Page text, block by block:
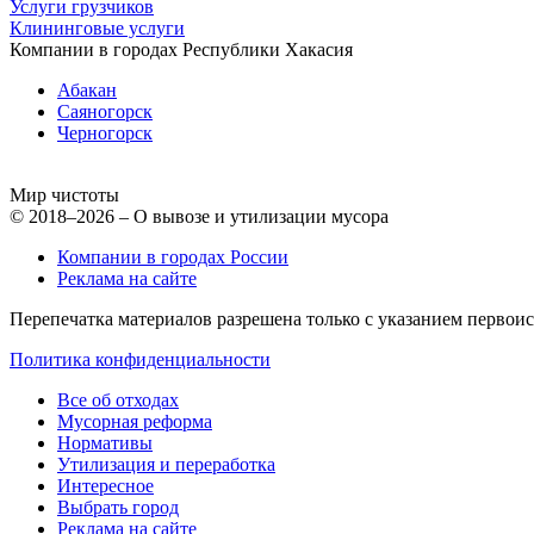
Услуги грузчиков
Клининговые услуги
Компании в городах Республики Хакасия
Абакан
Саяногорск
Черногорск
Мир чистоты
© 2018–2026 – О вывозе и утилизации мусора
Компании в городах России
Реклама на сайте
Перепечатка материалов разрешена только с указанием
Политика конфиденциальности
Все об отходах
Мусорная реформа
Нормативы
Утилизация и переработка
Интересное
Выбрать город
Реклама на сайте